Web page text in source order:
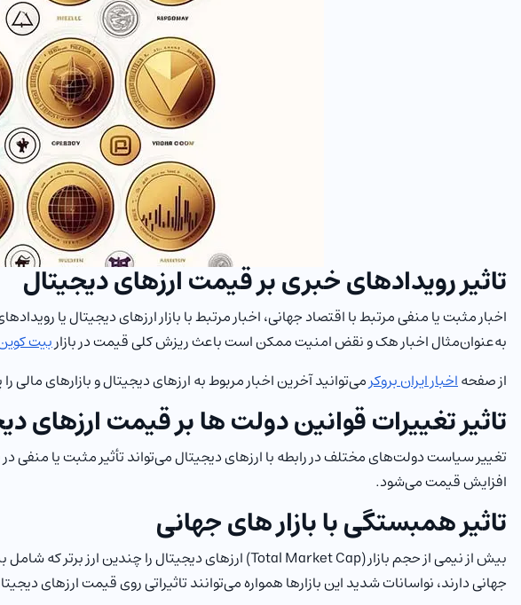
تاثیر رویدادهای خبری بر قیمت ارزهای دیجیتال
اخبار مثبت یا منفی مرتبط با اقتصاد جهانی، اخبار مرتبط با بازار ارزهای دیجیتال یا
به‌عنوان‌مثال اخبار هک و نقض امنیت ممکن است باعث ریزش کلی قیمت در بازاربیت
از صفحهاخبار ایران بروکرمی‌توانید آخرین اخبار مربوط به ارزهای دیجیتال و بازارهای مالی
تاثیر تغییرات قوانین دولت ها بر قیمت ارزهای
تغییر سیاست دولت‌های مختلف در رابطه با ارزهای دیجیتال می‌تواند تأثیر مثبت یا منفی
افزایش قیمت می‌شود.
تاثیر همبستگی با بازار های جهانی
بیش از نیمی از حجم بازار (Total Market Cap) ارزهای دیجیتال را چندین ارز برتر که شامل بیتکوین،
جهانی دارند، نواسانات شدید این بازارها همواره می‌توانند تاثیراتی روی قیمت ارزهای